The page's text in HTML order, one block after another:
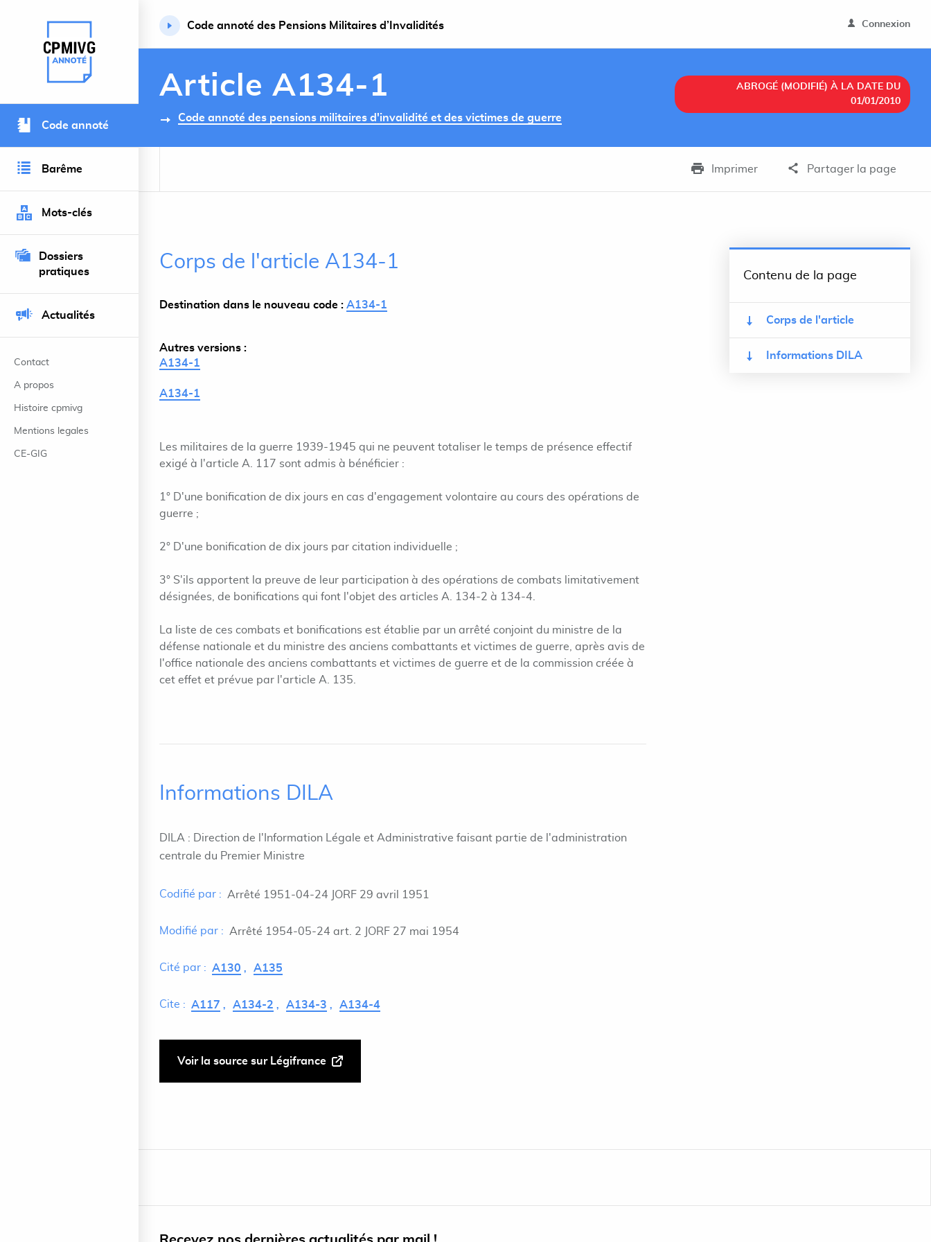
Retour à l’accueil du site
Code annoté
Barême
Mots-clés
Dossiers
pratiques
Actualités
Contact
A propos
Histoire cpmivg
Mentions legales
CE-GIG
Code annoté des Pensions Militaires d’Invalidités Connexion
Article A134-1
Code annoté des pensions militaires d'invalidité et des victimes de guerre
ABROGÉ (MODIFIÉ) À LA DATE DU
01/01/2010
Imprimer Partager la page
Corps de l'article A134-1
Destination dans le nouveau code : A134-1
Autres versions :
A134-1
A134-1
Les militaires de la guerre 1939-1945 qui ne peuvent totaliser le temps de présence effectif
exigé à l'article A. 117 sont admis à bénéficier :
1° D'une bonification de dix jours en cas d'engagement volontaire au cours des opérations de
guerre ;
2° D'une bonification de dix jours par citation individuelle ;
3° S'ils apportent la preuve de leur participation à des opérations de combats limitativement
désignées, de bonifications qui font l'objet des articles A. 134-2 à 134-4.
La liste de ces combats et bonifications est établie par un arrêté conjoint du ministre de la
défense nationale et du ministre des anciens combattants et victimes de guerre, après avis de
l'office nationale des anciens combattants et victimes de guerre et de la commission créée à
cet effet et prévue par l'article A. 135.
Informations DILA
DILA : Direction de l'Information Légale et Administrative faisant partie de l'administration
centrale du Premier Ministre
Codifié par : Arrêté 1951-04-24 JORF 29 avril 1951
Modifié par : Arrêté 1954-05-24 art. 2 JORF 27 mai 1954
Cité par : A130 A135
Cite : A117 A134-2 A134-3 A134-4
Voir la source sur Légifrance
Contenu de la page
Corps de l'article
Informations DILA